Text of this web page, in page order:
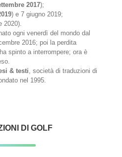
2017);
) e 7 giugno 2019;
2020).
ogni venerdì del mondo dal
2016; poi la perdita
spinto a interrompere; ora è
& testi, società di traduzioni di
nel 1995.
DI GOLF